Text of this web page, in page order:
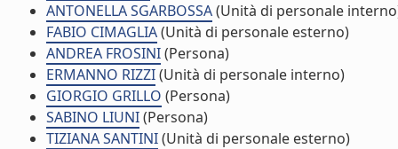
ANTONELLA SGARBOSSA(Unità di personale
FABIO CIMAGLIA(Unità di personale esterno)
ANDREA FROSINI(Persona)
ERMANNO RIZZI(Unità di personale interno)
GIORGIO GRILLO (Persona)
SABINO LIUNI(Persona)
TIZIANA SANTINI(Unità di personale esterno)